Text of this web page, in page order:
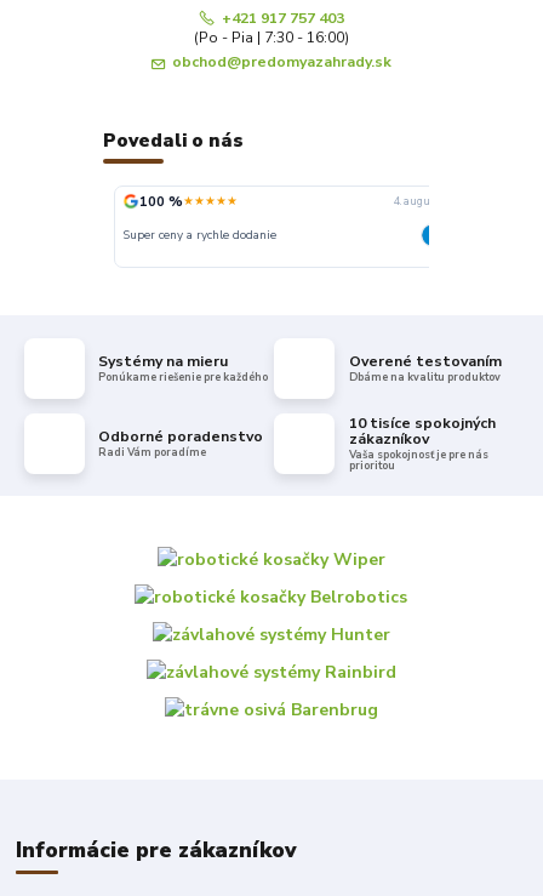
+421 917 757 403
(Po - Pia | 7:30 - 16:00)
obchod@predomyazahrady.sk
Povedali o nás
100 %★★★★★ 4. augusta
Super ceny a rychle dodanie
Systémy na mieru
Ponúkame riešenie pre každého
Overené testovaním
Dbáme na kvalitu produktov
Odborné poradenstvo
Radi Vám poradíme
10 tisíce spokojných
zákazníkov
Vaša spokojnosť je pre nás
prioritou
Informácie pre zákazníkov